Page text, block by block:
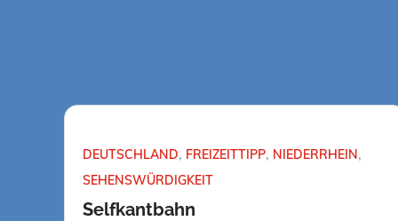
DEUTSCHLAND FREIZEITTIPP NIEDERRHEIN
SEHENSWÜRDIGKEIT
Selfkantbahn